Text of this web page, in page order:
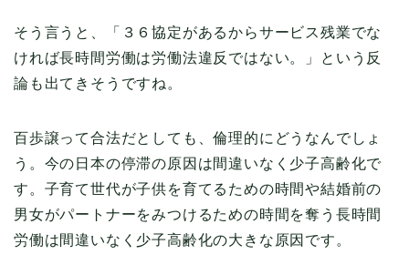
そう言うと、「３６協定があるからサービス残業でな
ければ長時間労働は労働法違反ではない。」という反
論も出てきそうですね。
百歩譲って合法だとしても、倫理的にどうなんでしょ
う。今の日本の停滞の原因は間違いなく少子高齢化で
す。子育て世代が子供を育てるための時間や結婚前の
男女がパートナーをみつけるための時間を奪う長時間
労働は間違いなく少子高齢化の大きな原因です。